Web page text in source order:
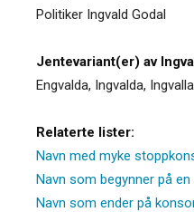
Politiker Ingvald Godal
Jentevariant(er) av
Engvalda, Ingvalda, Ingvalla
Relaterte lister:
Navn med myke
Navn som begynner på en
Navn som ender på